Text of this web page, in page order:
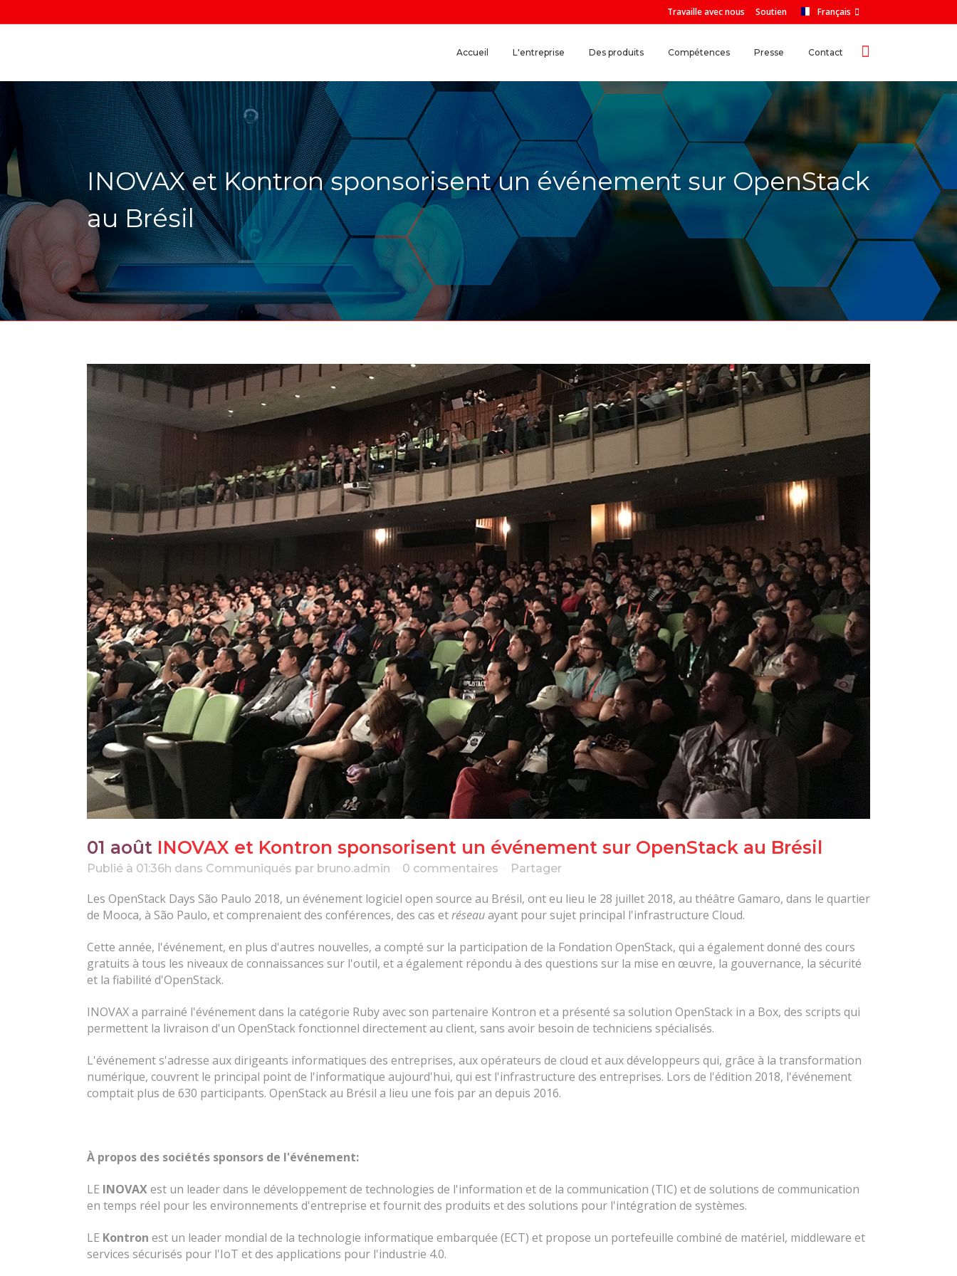
Travaille avec nous Soutien Français
Accueil L'entreprise Des produits Compétences Presse Contact
INOVAX et Kontron sponsorisent un événement sur OpenStack
au Brésil
01 août INOVAX et Kontron sponsorisent un événement sur OpenStack au Brésil
Publié à 01:36h dans Communiqués par bruno.admin 0 commentaires Partager
Les OpenStack Days São Paulo 2018, un événement logiciel open source au Brésil, ont eu lieu le 28 juillet 2018, au théâtre Gamaro, dans le quartier
de Mooca, à São Paulo, et comprenaient des conférences, des cas etréseauayant pour sujet principal l'infrastructure Cloud.
Cette année, l'événement, en plus d'autres nouvelles, a compté sur la participation de la Fondation OpenStack, qui a également donné des cours
gratuits à tous les niveaux de connaissances sur l'outil, et a également répondu à des questions sur la mise en œuvre, la gouvernance, la sécurité
et la fiabilité d'OpenStack.
INOVAX a parrainé l'événement dans la catégorie Ruby avec son partenaire Kontron et a présenté sa solution OpenStack in a Box, des scripts qui
permettent la livraison d'un OpenStack fonctionnel directement au client, sans avoir besoin de techniciens spécialisés.
L'événement s'adresse aux dirigeants informatiques des entreprises, aux opérateurs de cloud et aux développeurs qui, grâce à la transformation
numérique, couvrent le principal point de l'informatique aujourd'hui, qui est l'infrastructure des entreprises. Lors de l'édition 2018, l'événement
comptait plus de 630 participants. OpenStack au Brésil a lieu une fois par an depuis 2016.
À propos des sociétés sponsors de l'événement:
LE INOVAXest un leader dans le développement de technologies de l'information et de la communication (TIC) et de solutions de communication
en temps réel pour les environnements d'entreprise et fournit des produits et des solutions pour l'intégration de systèmes.
LE Kontron est un leader mondial de la technologie informatique embarquée (ECT) et propose un portefeuille combiné de matériel, middleware et
services sécurisés pour l'IoT et des applications pour l'industrie 4.0.